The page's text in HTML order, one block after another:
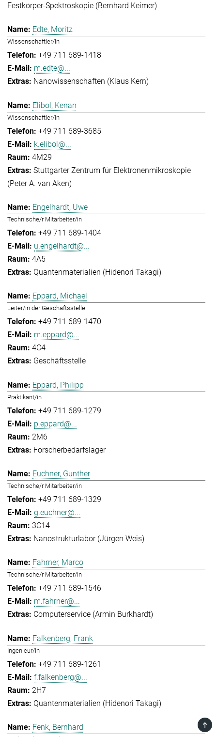
Festkörper-Spektroskopie (Bernhard Keimer)
Edte, Moritz
Wissenschaftler/in
+49 711 689-1418
m.edte@...
Nanowissenschaften (Klaus Kern)
Elibol, Kenan
Wissenschaftler/in
+49 711 689-3685
k.elibol@...
4M29
Stuttgarter Zentrum für Elektronenmikroskopie
(Peter A. van Aken)
Engelhardt, Uwe
Technische/r Mitarbeiter/in
+49 711 689-1404
u.engelhardt@...
4A5
Quantenmaterialien (Hidenori Takagi)
Eppard, Michael
Leiter/in der Geschäftsstelle
+49 711 689-1470
m.eppard@...
4C4
Geschäftsstelle
Eppard, Philipp
Praktikant/in
+49 711 689-1279
p.eppard@...
2M6
Forscherbedarfslager
Euchner, Gunther
Technische/r Mitarbeiter/in
+49 711 689-1329
g.euchner@...
3C14
Nanostrukturlabor (Jürgen Weis)
Fahrner, Marco
Technische/r Mitarbeiter/in
+49 711 689-1546
m.fahrner@...
Computerservice (Armin Burkhardt)
Falkenberg, Frank
Ingenieur/in
+49 711 689-1261
f.falkenberg@...
2H7
Quantenmaterialien (Hidenori Takagi)
Fenk, Bernhard TOP